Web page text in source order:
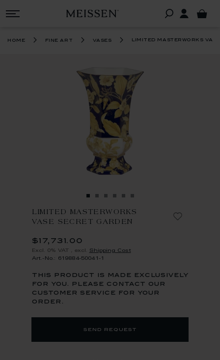
home fine art vases limited masterworks
LIMITED MASTERWORKS
VASE SECRET GARDEN
$17,731.00
Excl. 0% VAT excl. Shipping Cost
Art.-No.: 619884-50041-1
this product is made exclusively
for you. please contact our
customer service for your
order.
send request